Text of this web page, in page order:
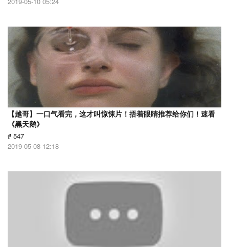
【越哥】一口气看完，这才叫惊悚片！捂着眼睛推荐给你们！速看
《黑天鹅》
# 547
2019-05-08 12:18